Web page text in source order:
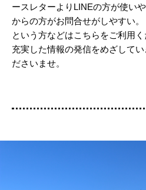
ースレターよりLINEの方が使い
からの方がお問合せがしやすい。
という方などはこちらをご利用く
充実した情報の発信をめざして
ださいませ。